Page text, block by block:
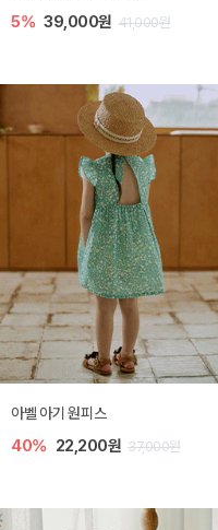
5% 39,000원 41,000원
아벨 아기 원피스
40% 22,200원 37,000원